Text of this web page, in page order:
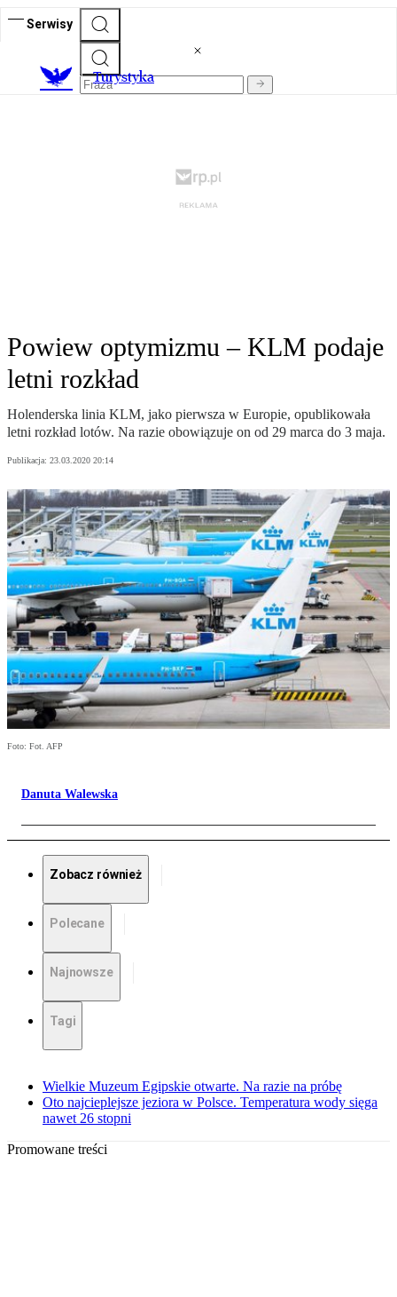
Serwisy
Turystyka
Powiew optymizmu – KLM podaje
letni rozkład
Holenderska linia KLM, jako pierwsza w Europie, opublikowała
letni rozkład lotów. Na razie obowiązuje on od 29 marca do 3 maja.
Publikacja: 23.03.2020 20:14
Foto: Fot. AFP
Danuta Walewska
Zobacz również
Polecane
Najnowsze
Tagi
Wielkie Muzeum Egipskie otwarte. Na razie na próbę
Oto najcieplejsze jeziora w Polsce. Temperatura wody sięga
nawet 26 stopni
Promowane treści